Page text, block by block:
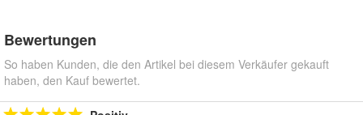
Bewertungen
So haben Kunden, die den Artikel bei diesem Verkäufer gekauft
haben, den Kauf bewertet.